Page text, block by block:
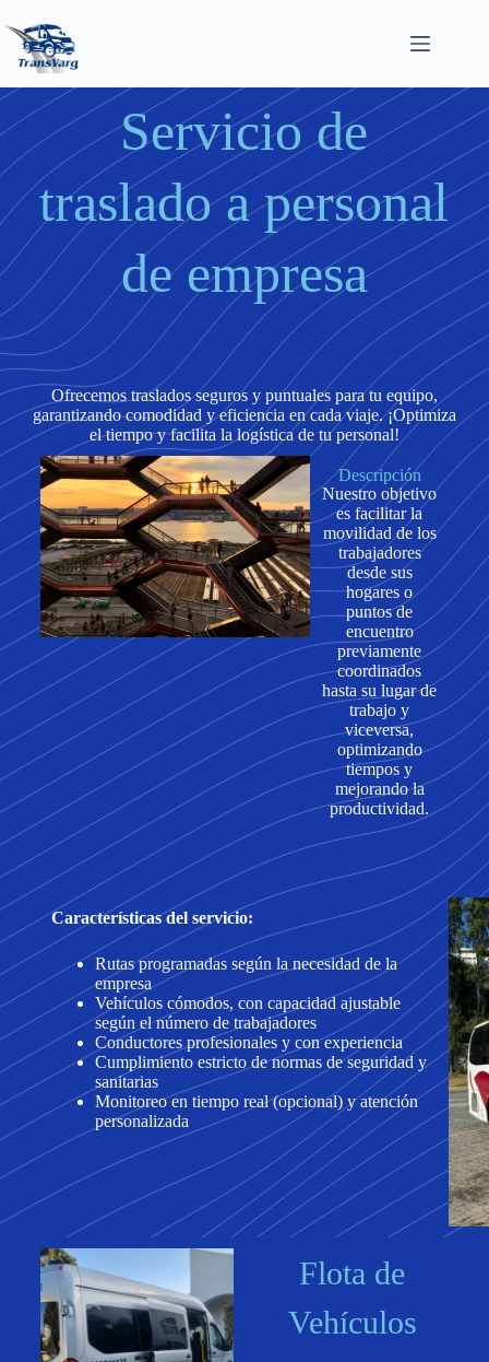
Servicio Personalizado
Servicio de
traslado a personal
de empresa
Ofrecemos traslados seguros y puntuales para tu equipo,
garantizando comodidad y eficiencia en cada viaje. ¡Optimiza
el tiempo y facilita la logística de tu personal!
Descripción
Nuestro objetivo
es facilitar la
movilidad de los
trabajadores
desde sus
hogares o
puntos de
encuentro
previamente
coordinados
hasta su lugar de
trabajo y
viceversa,
optimizando
tiempos y
mejorando la
productividad.
Características del servicio:
Rutas programadas según la necesidad de la
empresa
Vehículos cómodos, con capacidad ajustable
según el número de trabajadores
Conductores profesionales y con experiencia
Cumplimiento estricto de normas de seguridad y
sanitarias
Monitoreo en tiempo real (opcional) y atención
personalizada
Flota de
Vehículos